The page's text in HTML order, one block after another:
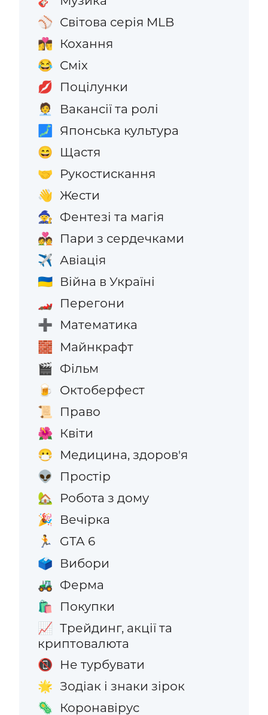
⚾ Світова серія MLB
👩‍❤️‍💋‍👨 Кохання
😂 Сміх
💋 Поцілунки
🧑‍💼 Вакансії та ролі
🗾 Японська культура
😄 Щастя
🤝 Рукостискання
👋 Жести
🧙 Фентезі та магія
💑 Пари з сердечками
✈️ Авіація
🇺🇦 Війна в Україні
🏎️ Перегони
➕ Математика
🧱 Майнкрафт
🎬 Фільм
🍺 Октоберфест
📜 Право
🌺 Квіти
😷 Медицина, здоров'я
👽 Простір
🏡 Робота з дому
🎉 Вечірка
🏃 GTA 6
🗳️ Вибори
🚜 Ферма
🛍️ Покупки
📈 Трейдинг, акції та
криптовалюта
📵 Не турбувати
🌟 Зодіак і знаки зірок
🦠 Коронавірус